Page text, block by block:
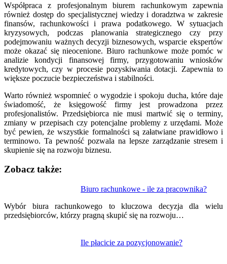
Współpraca z profesjonalnym biurem rachunkowym zapewnia
również dostęp do specjalistycznej wiedzy i doradztwa w zakresie
finansów, rachunkowości i prawa podatkowego. W sytuacjach
kryzysowych, podczas planowania strategicznego czy przy
podejmowaniu ważnych decyzji biznesowych, wsparcie ekspertów
może okazać się nieocenione. Biuro rachunkowe może pomóc w
analizie kondycji finansowej firmy, przygotowaniu wniosków
kredytowych, czy w procesie pozyskiwania dotacji. Zapewnia to
większe poczucie bezpieczeństwa i stabilności.
Warto również wspomnieć o wygodzie i spokoju ducha, które daje
świadomość, że księgowość firmy jest prowadzona przez
profesjonalistów. Przedsiębiorca nie musi martwić się o terminy,
zmiany w przepisach czy potencjalne problemy z urzędami. Może
być pewien, że wszystkie formalności są załatwiane prawidłowo i
terminowo. Ta pewność pozwala na lepsze zarządzanie stresem i
skupienie się na rozwoju biznesu.
Zobacz także:
Biuro rachunkowe - ile za pracownika?
Wybór biura rachunkowego to kluczowa decyzja dla wielu
przedsiębiorców, którzy pragną skupić się na rozwoju…
Ile płacicie za pozycjonowanie?
wpisu